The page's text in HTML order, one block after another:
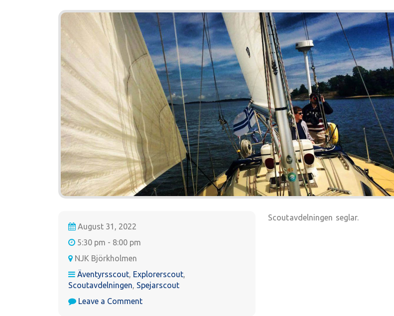
August 31, 2022
5:30 pm - 8:00 pm
NJK Björkholmen
Äventyrsscout, Explorerscout,
Scoutavdelningen, Spejarscout
Leave a Commenton
Scoutavdelningen seglar.